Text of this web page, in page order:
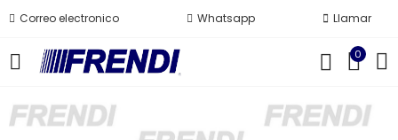
Correo electronico Whatsapp Llamar
0